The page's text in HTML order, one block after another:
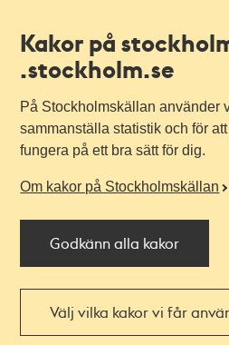
Kakor på
.stockholm.se
På Stockholmskällan använder
sammanställa statistik och för
fungera på ett bra sätt för dig.
Om kakor på Stockholmskällan
Godkänn alla kakor
Välj vilka kakor vi får